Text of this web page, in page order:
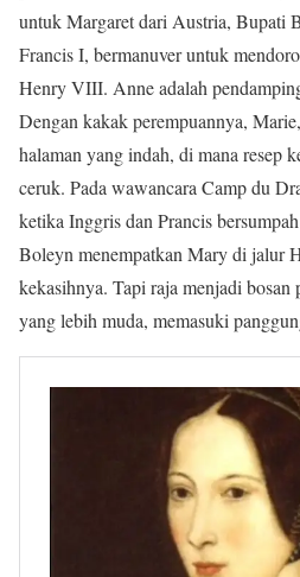
untuk Margaret dari Austria, Bupati
Francis I, bermanuver untuk
Henry VIII. Anne adalah
Dengan kakak perempuannya,
halaman yang indah, di mana resep
ceruk. Pada wawancara Camp du
ketika Inggris dan Prancis
Boleyn menempatkan Mary di jalur
kekasihnya. Tapi raja menjadi
yang lebih muda, memasuki